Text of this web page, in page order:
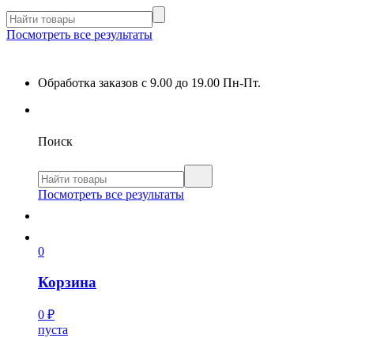
Посмотреть все результаты
Обработка заказов с 9.00 до 19.00 Пн-Пт.
Поиск
Посмотреть все результаты
0
Корзина
0 ₽
пуста